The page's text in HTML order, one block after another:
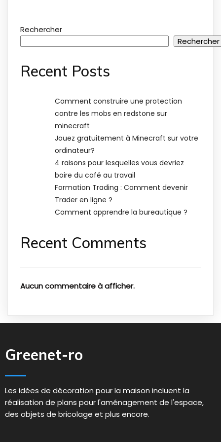
Rechercher
Rechercher
Recent Posts
Comment construire une protection
contre les mobs en redstone sur
minecraft
Jouez gratuitement à Minecraft sur votre
ordinateur?
4 raisons pour lesquelles vous devriez
boire du café au travail
Formation Trading : Comment devenir
Trader en ligne ?
Comment apprendre la bureautique ?
Recent Comments
Aucun commentaire à afficher.
Greenet-ro
Les idées de décoration pour la maison incluent la
réalisation de plans pour l'aménagement de l'espace,
des objets de bricolage et plus encore.